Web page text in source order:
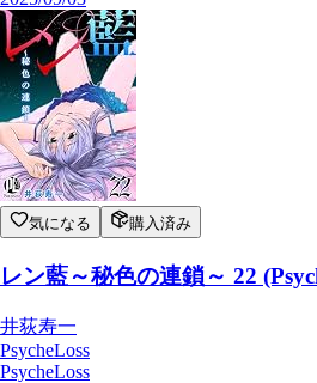
気になる 購入済み
レン藍～秘色の連鎖～ 22
井荻寿一
PsycheLoss
PsycheLoss